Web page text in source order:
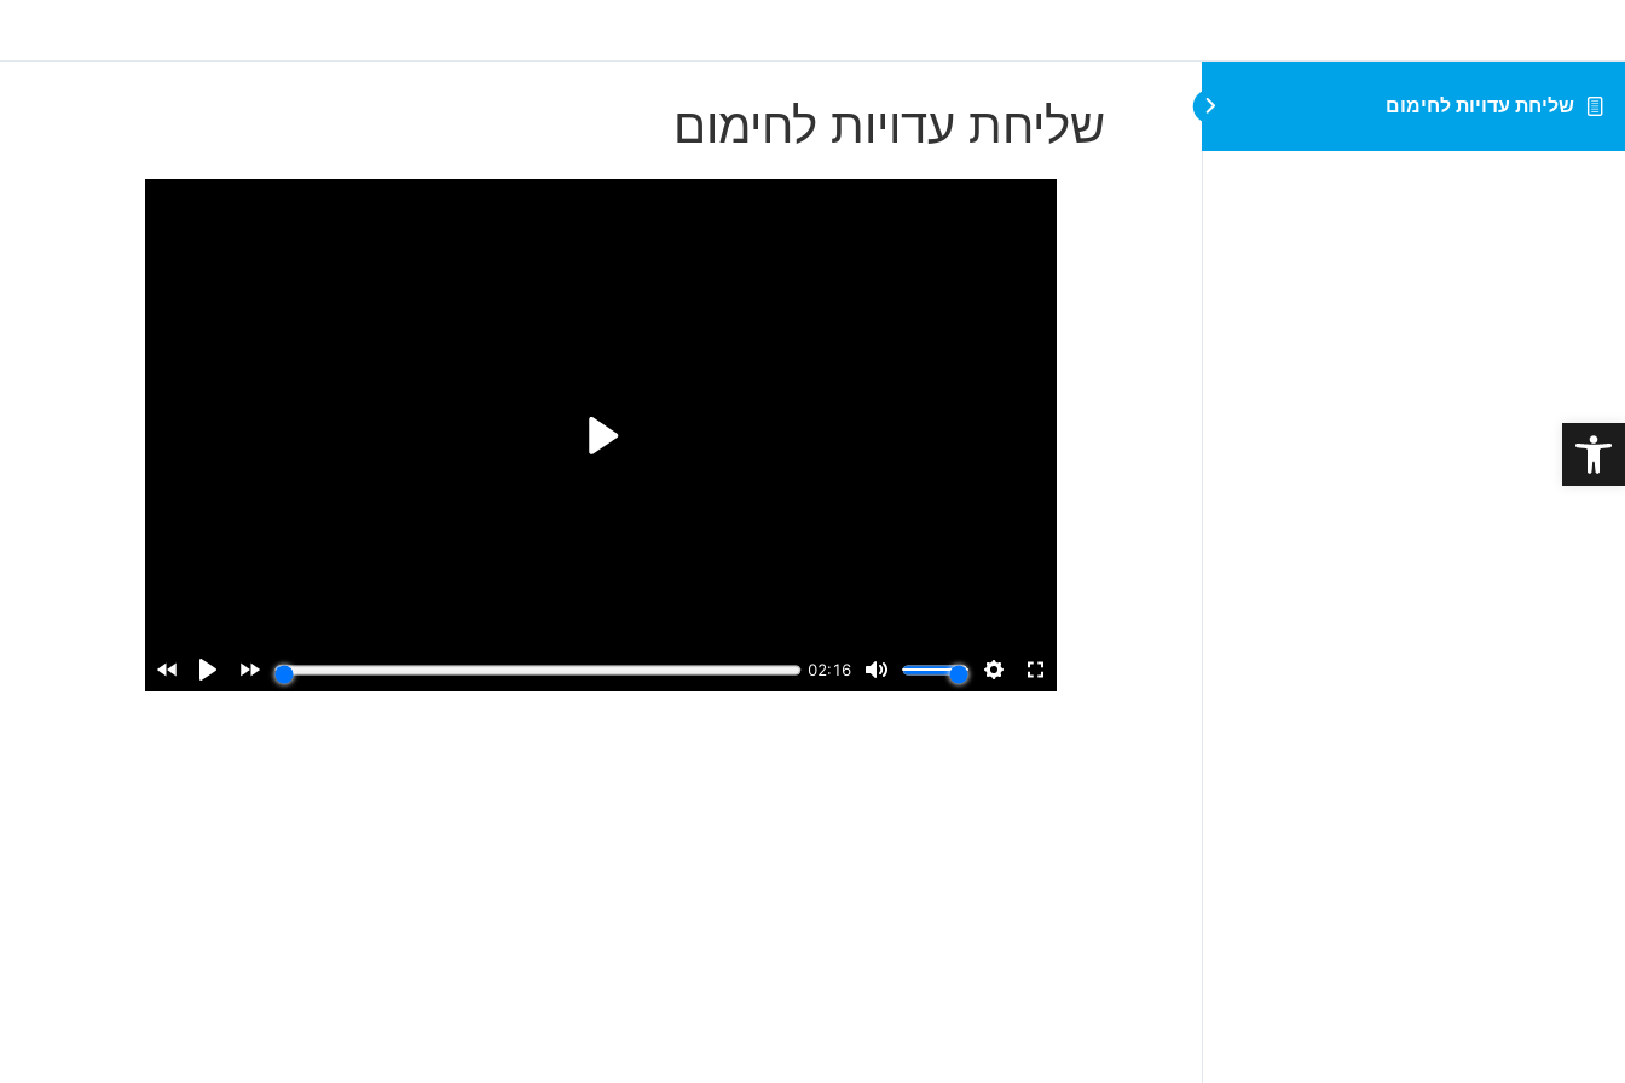
פתח סרגל נגישות
שליחת עדויות לחימום שליחת עדויות לחימום